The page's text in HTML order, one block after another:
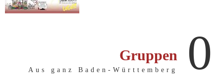
Gruppen
Aus ganz Baden-Württemberg 0